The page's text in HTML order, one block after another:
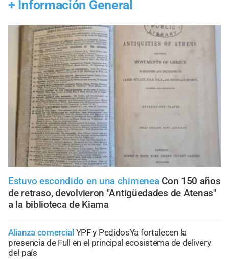
+ Información General
Estuvo escondido en una chimenea Con 150 años
de retraso, devolvieron "Antigüedades de Atenas"
a la biblioteca de Kiama
Alianza comercial YPF y PedidosYa fortalecen la
presencia de Full en el principal ecosistema de delivery
del país